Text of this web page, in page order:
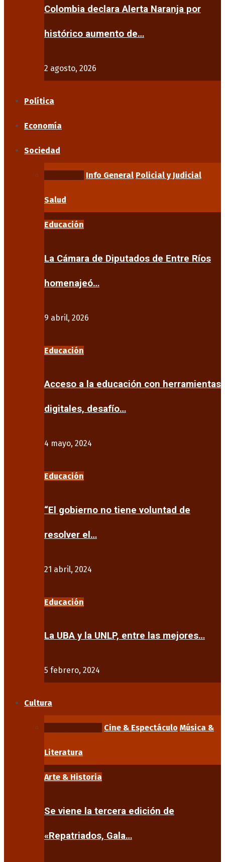
Colombia declara Alerta Naranja por
histórico aumento de…
2 agosto, 2026
Política
Economía
Sociedad
Info General Policial y Judicial
Salud
Educación
La Cámara de Diputados de Entre Ríos
homenajeó…
9 abril, 2026
Educación
Acceso a la educación con herramientas
digitales, desafío…
4 mayo, 2024
Educación
“El gobierno no tiene voluntad de
resolver el…
21 abril, 2024
Educación
La UBA y la UNLP, entre las mejores…
5 febrero, 2024
Cultura
Cine & Espectáculo Música &
Literatura
Arte & Historia
Se viene la tercera edición de
«Repatriados, Gala…